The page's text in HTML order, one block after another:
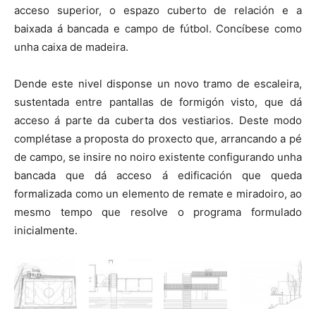
acceso superior, o espazo cuberto de relación e a
baixada á bancada e campo de fútbol. Concíbese como
unha caixa de madeira.
Dende este nivel disponse un novo tramo de escaleira,
sustentada entre pantallas de formigón visto, que dá
acceso á parte da cuberta dos vestiarios. Deste modo
complétase a proposta do proxecto que, arrancando a pé
de campo, se insire no noiro existente configurando unha
bancada que dá acceso á edificación que queda
formalizada como un elemento de remate e miradoiro, ao
mesmo tempo que resolve o programa formulado
inicialmente.